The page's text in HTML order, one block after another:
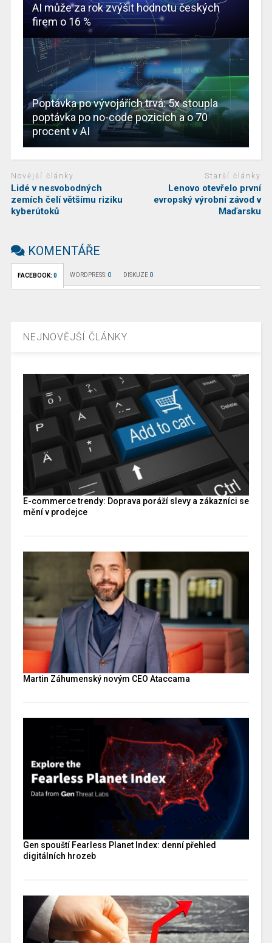
AI může za rok zvýšit hodnotu českých
firem o 16 %
Poptávka po vývojářích trvá: 5x stoupla
poptávka po no-code pozicích a o 70
procent v AI
Novější články
Lidé v nesvobodných
zemích čelí většímu riziku
kyberútoků
Starší články
Lenovo otevřelo první
evropský výrobní závod v
Maďarsku
KOMENTÁŘE
FACEBOOK: 0 WORDPRESS: 0 DISKUZE 0
NEJNOVĚJŠÍ ČLÁNKY
E-commerce trendy: Doprava poráží slevy a zákazníci se
mění v prodejce
Martin Záhumenský novým CEO Ataccama
Gen spouští Fearless Planet Index: denní přehled
digitálních hrozeb